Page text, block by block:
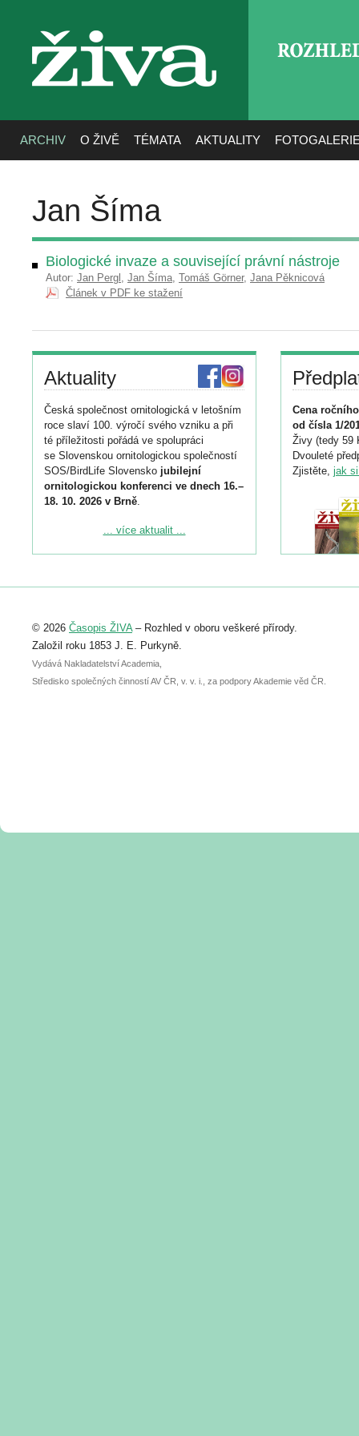
živa
ARCHIV O ŽIVĚ TÉMATA AKTUALITY
Jan Šíma
Biologické invaze a související právní nástroje
Autor: Jan Pergl , Jan Šíma, Tomáš Görner, Jana Pěknicová
Článek v PDF ke stažení
Aktuality
Česká společnost ornitologická v letošním
roce slaví 100. výročí svého vzniku a při
té příležitosti pořádá ve spolupráci
se Slovenskou ornitologickou společností
SOS/BirdLife Slovensko jubilejní
ornitologickou konferenci ve dnech 16.–
18. 10. 2026 v Brně.
Podrobnější informace ke konferenci
Registrovat se můžete do 6. září.
abstraktu přihlášené přednášky nebo
posteru je už 30. června.
... více aktualit ...
Cena
od čísla 1/
Živy (tedy 59
Dvouleté
Zjistěte, jak
© 2026 Časopis ŽIVA– Rozhled v oboru veškeré přírody.
Založil roku 1853 J. E. Purkyně.
Vydává Nakladatelství Academia,
Středisko společných činností AV ČR, v. v. i., za podpory Akademie věd ČR.